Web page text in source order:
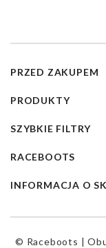
PRZED ZAKUPEM
PRODUKTY
SZYBKIE FILTRY
RACEBOOTS
INFORMACJA O
© Raceboots |